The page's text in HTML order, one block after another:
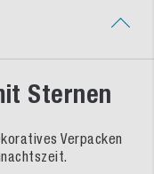
Sternen
Verpacken